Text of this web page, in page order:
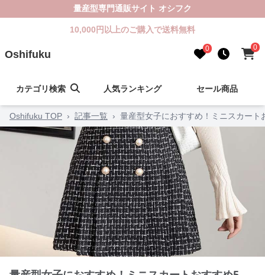
量産型専門通販サイト オシフク
10,000円以上のご購入で送料無料
Oshifuku 0 0
カテゴリ検索 人気ランキング セール商品
Oshifuku TOP › 記事一覧 › 量産型女子におすすめ！ミニスカート